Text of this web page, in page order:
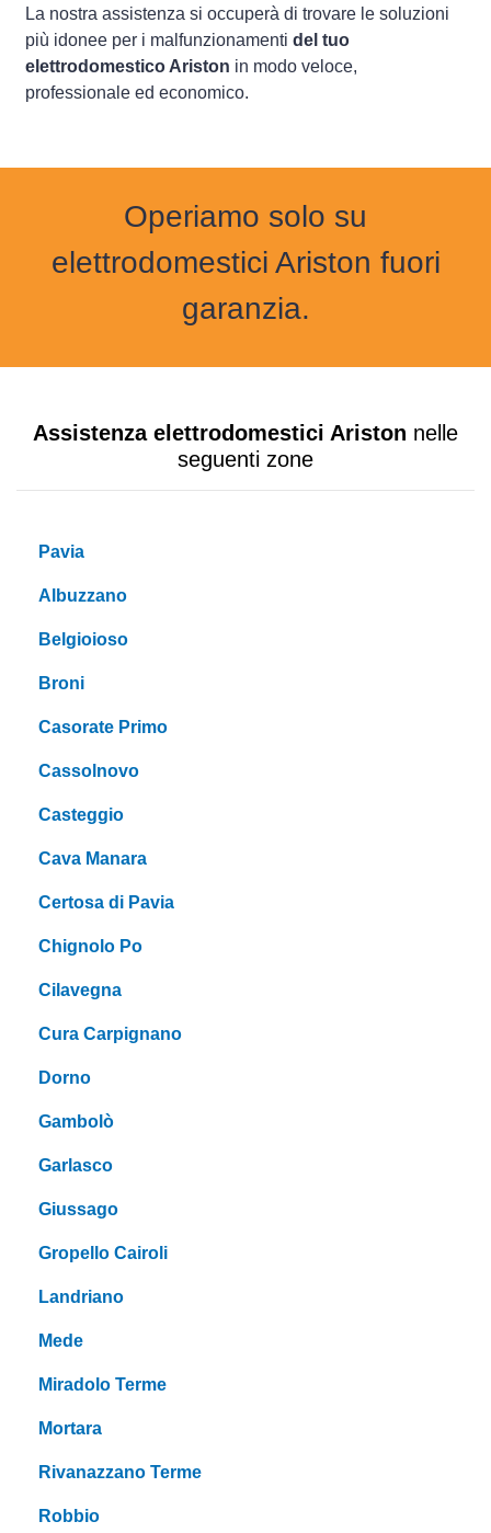
La nostra assistenza si occuperà di trovare le soluzioni
più idonee per i malfunzionamenti del tuo
elettrodomestico Ariston in modo veloce,
professionale ed economico.
Operiamo solo su
elettrodomestici Ariston fuori
garanzia.
Assistenza elettrodomestici Ariston nelle
seguenti zone
Pavia
Albuzzano
Belgioioso
Broni
Casorate Primo
Cassolnovo
Casteggio
Cava Manara
Certosa di Pavia
Chignolo Po
Cilavegna
Cura Carpignano
Dorno
Gambolò
Garlasco
Giussago
Gropello Cairoli
Landriano
Mede
Miradolo Terme
Mortara
Rivanazzano Terme
Robbio